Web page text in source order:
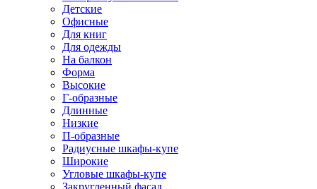
Детские
Офисные
Для книг
Для одежды
На балкон
Форма
Высокие
Г-образные
Длинные
Низкие
П-образные
Радиусные шкафы-купе
Широкие
Угловые шкафы-купе
Закругленный фасад